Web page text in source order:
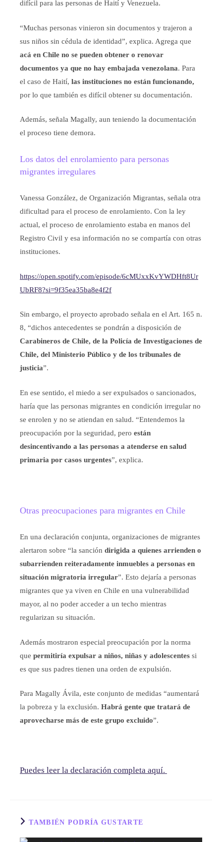
difícil para las personas de Haití y Venezuela.
“Muchas personas vinieron sin documentos y trajeron a
sus niños sin cédula de identidad”, explica. Agrega que
acá en Chile no se pueden obtener o renovar
documentos ya que no hay embajada venezolana. Para
el caso de Haití, las instituciones no están funcionando,
por lo que también es difícil obtener su documentación.
Además, señala Magally, aun teniendo la documentación
el proceso tiene demora.
Los datos del enrolamiento para personas
migrantes irregulares
Vanessa González, de Organización Migrantas, señala otra
dificultad para el proceso de enrolamiento. Con la ley
actual, el proceso de enrolamiento estaba en manos del
Registro Civil y esa información no se compartía con otras
instituciones.
https://open.spotify.com/episode/6cMUxxKvYWDHft8Ur
UbRF8?si=9f35ea35ba8e4f2f
Sin embargo, el proyecto aprobado señala en el Art. 165 n.
8, “dichos antecedentes se pondrán a disposición de
Carabineros de Chile, de la Policía de Investigaciones de
Chile, del Ministerio Público y de los tribunales de
justicia”.
En ese sentido, el miedo a ser expulsados o sancionados,
haría que las personas migrantes en condición irregular no
se enrolen y no se atiendan en salud. “Entendemos la
preocupación por la seguridad, pero están
desincentivando a las personas a atenderse en salud
primaria por casos urgentes”, explica.
Otras preocupaciones para migrantes en Chile
En una declaración conjunta, organizaciones de migrantes
alertaron sobre “la sanción dirigida a quienes arrienden o
subarrienden reiteradamente inmuebles a personas en
situación migratoria irregular”. Esto dejaría a personas
migrantes que ya viven en Chile en una vulnerabilidad
mayor, al no poder acceder a un techo mientras
regularizan su situación.
Además mostraron especial preocupación por la norma
que permitiría expulsar a niños, niñas y adolescentes si
es que sus padres tienen una orden de expulsión.
Para Magally Ávila, este conjunto de medidas “aumentará
la pobreza y la exclusión. Habrá gente que tratará de
aprovecharse más de este grupo excluido”.
Puedes leer la declaración completa aquí.
TAMBIÉN PODRÍA GUSTARTE